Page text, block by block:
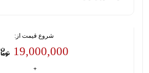
شروع قیمت از:
19,000,000